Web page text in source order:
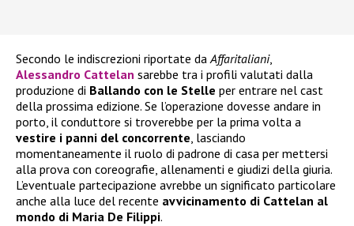
Secondo le indiscrezioni riportate daAffaritaliani,
Alessandro Cattelan sarebbe tra i profili valutati dalla
produzione di Ballando con le Stelle per entrare nel cast
della prossima edizione. Se l’operazione dovesse andare in
porto, il conduttore si troverebbe per la prima volta a
vestire i panni del concorrente, lasciando
momentaneamente il ruolo di padrone di casa per mettersi
alla prova con coreografie, allenamenti e giudizi della giuria.
L’eventuale partecipazione avrebbe un significato particolare
anche alla luce del recente avvicinamento di Cattelan al
mondo di Maria De Filippi.